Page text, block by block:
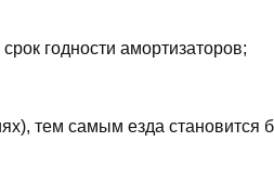
годности амортизаторов;
тем самым езда становится